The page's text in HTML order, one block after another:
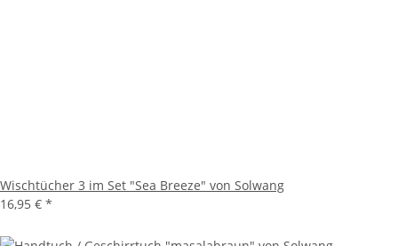
Wischtücher 3 im Set "Sea Breeze" von Solwang
16,95 € *